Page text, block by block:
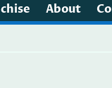
About